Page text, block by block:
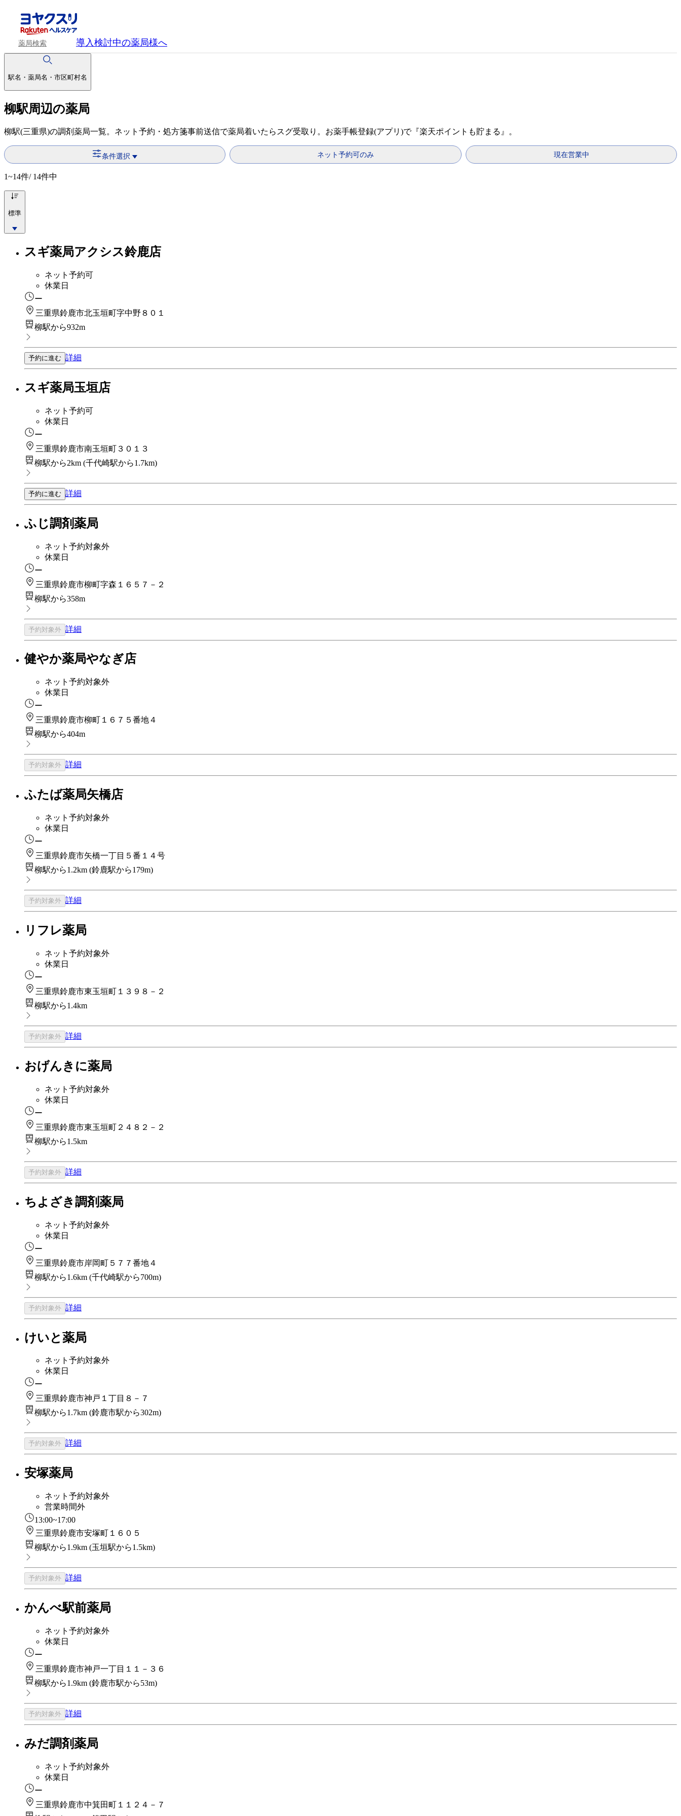
薬局検索 導入検討中の薬局様へ
駅名・薬局名・市区町村名
柳駅周辺の薬局
柳駅(三重県)の調剤薬局一覧。ネット予約・処方箋事前送信で薬局着いたらスグ受取り。お薬手帳登録(アプリ)で『楽天ポイントも貯まる』。
条件選択 ネット予約可のみ 現在営業中
1~14件/ 14件中
標準
スギ薬局アクシス鈴鹿店
ネット予約可
休業日
ー
三重県鈴鹿市北玉垣町字中野８０１
柳駅から932m
予約に進む 詳細
スギ薬局玉垣店
ネット予約可
休業日
ー
三重県鈴鹿市南玉垣町３０１３
柳駅から2km (千代崎駅から1.7km)
予約に進む 詳細
ふじ調剤薬局
ネット予約対象外
休業日
ー
三重県鈴鹿市柳町字森１６５７－２
柳駅から358m
予約対象外 詳細
健やか薬局やなぎ店
ネット予約対象外
休業日
ー
三重県鈴鹿市柳町１６７５番地４
柳駅から404m
予約対象外 詳細
ふたば薬局矢橋店
ネット予約対象外
休業日
ー
三重県鈴鹿市矢橋一丁目５番１４号
柳駅から1.2km (鈴鹿駅から179m)
予約対象外 詳細
リフレ薬局
ネット予約対象外
休業日
ー
三重県鈴鹿市東玉垣町１３９８－２
柳駅から1.4km
予約対象外 詳細
おげんきに薬局
ネット予約対象外
休業日
ー
三重県鈴鹿市東玉垣町２４８２－２
柳駅から1.5km
予約対象外 詳細
ちよざき調剤薬局
ネット予約対象外
休業日
ー
三重県鈴鹿市岸岡町５７７番地４
柳駅から1.6km (千代崎駅から700m)
予約対象外 詳細
けいと薬局
ネット予約対象外
休業日
ー
三重県鈴鹿市神戸１丁目８－７
柳駅から1.7km (鈴鹿市駅から302m)
予約対象外 詳細
安塚薬局
ネット予約対象外
営業時間外
13:00~17:00
三重県鈴鹿市安塚町１６０５
柳駅から1.9km (玉垣駅から1.5km)
予約対象外 詳細
かんべ駅前薬局
ネット予約対象外
休業日
ー
三重県鈴鹿市神戸一丁目１１－３６
柳駅から1.9km (鈴鹿市駅から53m)
予約対象外 詳細
みだ調剤薬局
ネット予約対象外
休業日
ー
三重県鈴鹿市中箕田町１１２４－７